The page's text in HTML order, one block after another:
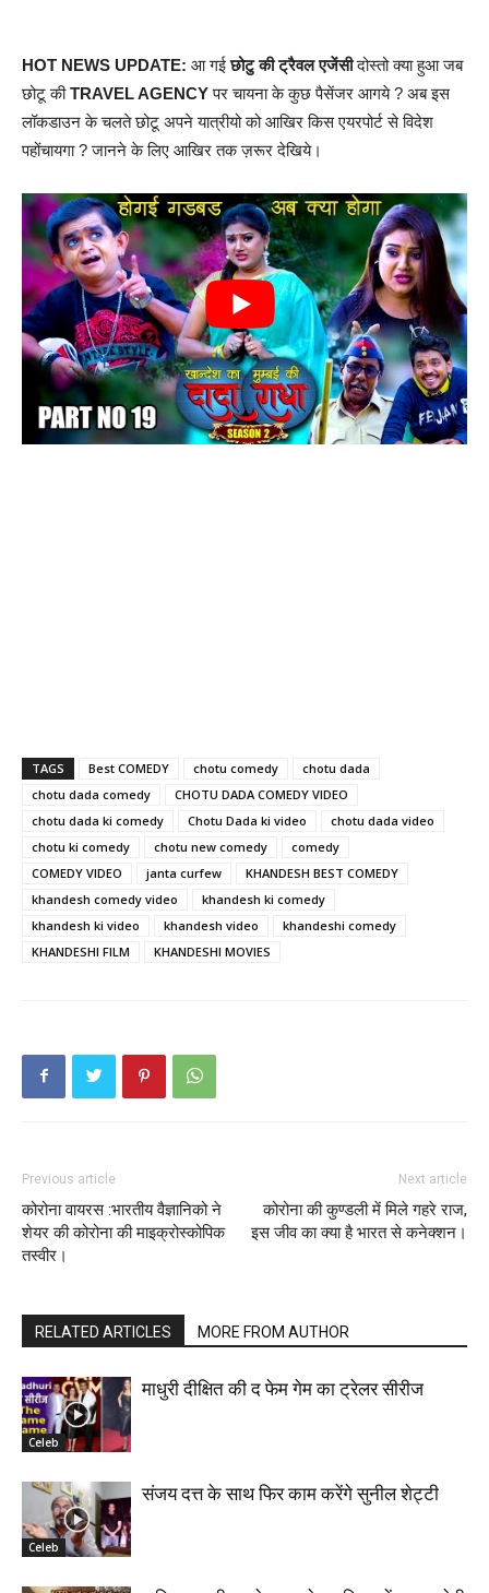
HOT NEWS UPDATE: आ गईछोटु की ट्रैवल एजेंसीदोस्तो क्या हुआ जब
छोटू कीTRAVEL AGENCYपर चायना के कुछ पैसेंजर आगये ? अब इस
लॉकडाउन के चलते छोटू अपने यात्रीयो को आखिर किस एयरपोर्ट से विदेश
पहोंचायगा ? जानने के लिए आखिर तक ज़रूर देखिये।
TAGS Best COMEDY chotu comedy
chotu dada
chotu dada comedy
CHOTU DADA COMEDY VIDEO
chotu dada ki comedy
Chotu Dada ki video
chotu dada video
chotu ki comedy
chotu new comedy
comedy
COMEDY VIDEO
janta curfew
KHANDESH BEST COMEDY
khandesh comedy video
khandesh ki comedy
khandesh ki video
khandesh video
khandeshi comedy
KHANDESHI FILM
KHANDESHI MOVIES
Previous article
कोरोना वायरस :भारतीय वैज्ञानिको ने
शेयर की कोरोना की माइक्रोस्कोपिक
तस्वीर।
Next article
कोरोना की कुण्डली में मिले गहरे राज,
इस जीव का क्या है भारत से कनेक्शन।
RELATED ARTICLES MORE FROM AUTHOR
Celeb
माधुरी दीक्षित की द फेम गेम का ट्रेलर सीरीज
Celeb
संजय दत्त के साथ फिर काम करेंगे सुनील शेट्टी